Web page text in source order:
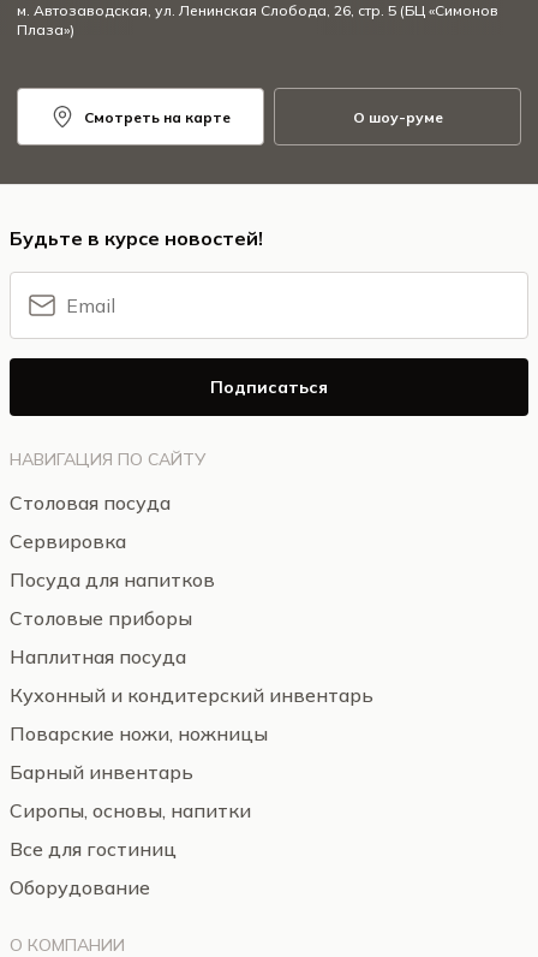
м. Автозаводская, ул. Ленинская Слобода, 26, стр. 5 (БЦ «Симонов
Плаза»)
Смотреть на карте О шоу-руме
НАВИГАЦИЯ ПО САЙТУ
Столовая посуда
Сервировка
Посуда для напитков
Столовые приборы
Наплитная посуда
Кухонный и кондитерский инвентарь
Поварские ножи, ножницы
Барный инвентарь
Сиропы, основы, напитки
Все для гостиниц
Оборудование
О КОМПАНИИ
Будьте в курсе новостей!
Подписаться